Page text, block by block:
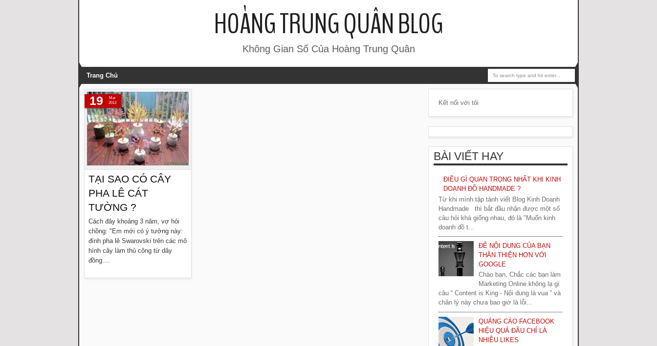
HOÀNG TRUNG QUÂN BLOG
Không Gian Số Của Hoàng Trung Quân
Trang Chủ
TẠI SAO CÓ CÂY
PHA LÊ CÁT
TƯỜNG ?
Cách đây khoảng 3 năm, vợ hỏi
chồng: "Em mới có ý tưởng này:
đính pha lê Swarovski trên các mô
hình cây làm thủ công từ dây
đồng....
19
Mar
2013
Kết nối với tôi
BÀI VIẾT HAY
ĐIỀU GÌ QUAN TRỌNG NHẤT KHI KINH
DOANH ĐỒ HANDMADE ?
Từ khi mình tập tành viết Blog Kinh Doanh
Handmade thì bắt đầu nhận được một số
câu hỏi khá giống nhau, đó là "Muốn kinh
doanh đồ t...
ĐỂ NỘI DUNG CỦA BẠN
THÂN THIỆN HƠN VỚI
GOOGLE
Chào bạn, Chắc các bạn làm
Marketing Online không lạ gì
câu “ Content is King - Nội dung là vua ” và
chân lý này chưa bao giờ là lỗi...
QUẢNG CÁO FACEBOOK
HIỆU QUẢ ĐÂU CHỈ LÀ
NHIỀU LIKES